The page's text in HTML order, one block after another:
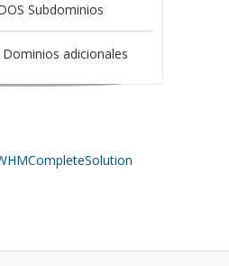
Subdominios
adicionales